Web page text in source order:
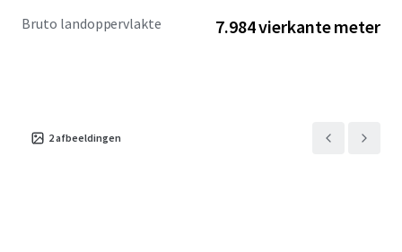
Bruto landoppervlakte 7.984 vierkante meter
2afbeeldingen